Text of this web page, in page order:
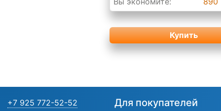
Купить
+7 925 772-52-52 Для покупателей